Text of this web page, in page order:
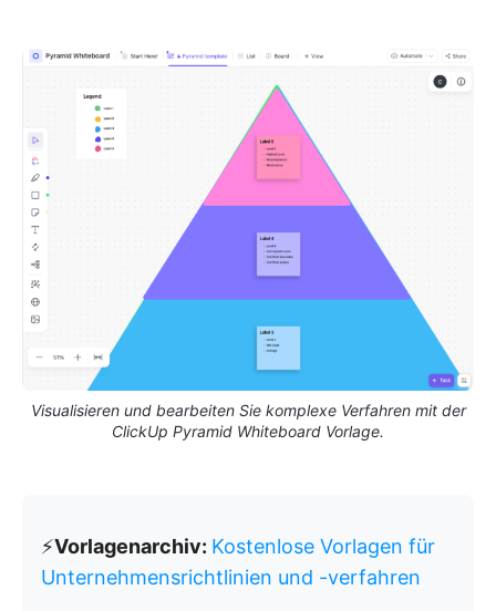
Visualisieren und bearbeiten Sie komplexe Verfahren mit der
ClickUp Pyramid Whiteboard Vorlage.
⚡️Vorlagenarchiv: Kostenlose Vorlagen für
Unternehmensrichtlinien und -verfahren